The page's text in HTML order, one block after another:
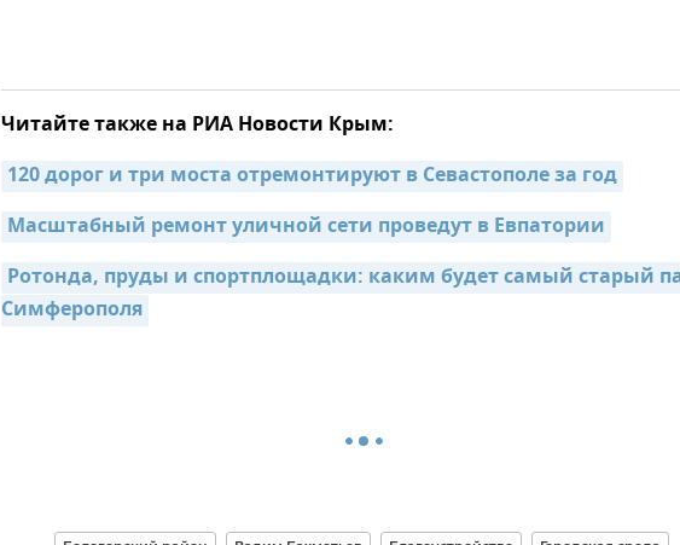
Читайте также на РИА Новости Крым:
120 дорог и три моста отремонтируют в Севастополе за год
Масштабный ремонт уличной сети проведут в Евпатории
Ротонда, пруды и спортплощадки: каким будет самый старый
Симферополя